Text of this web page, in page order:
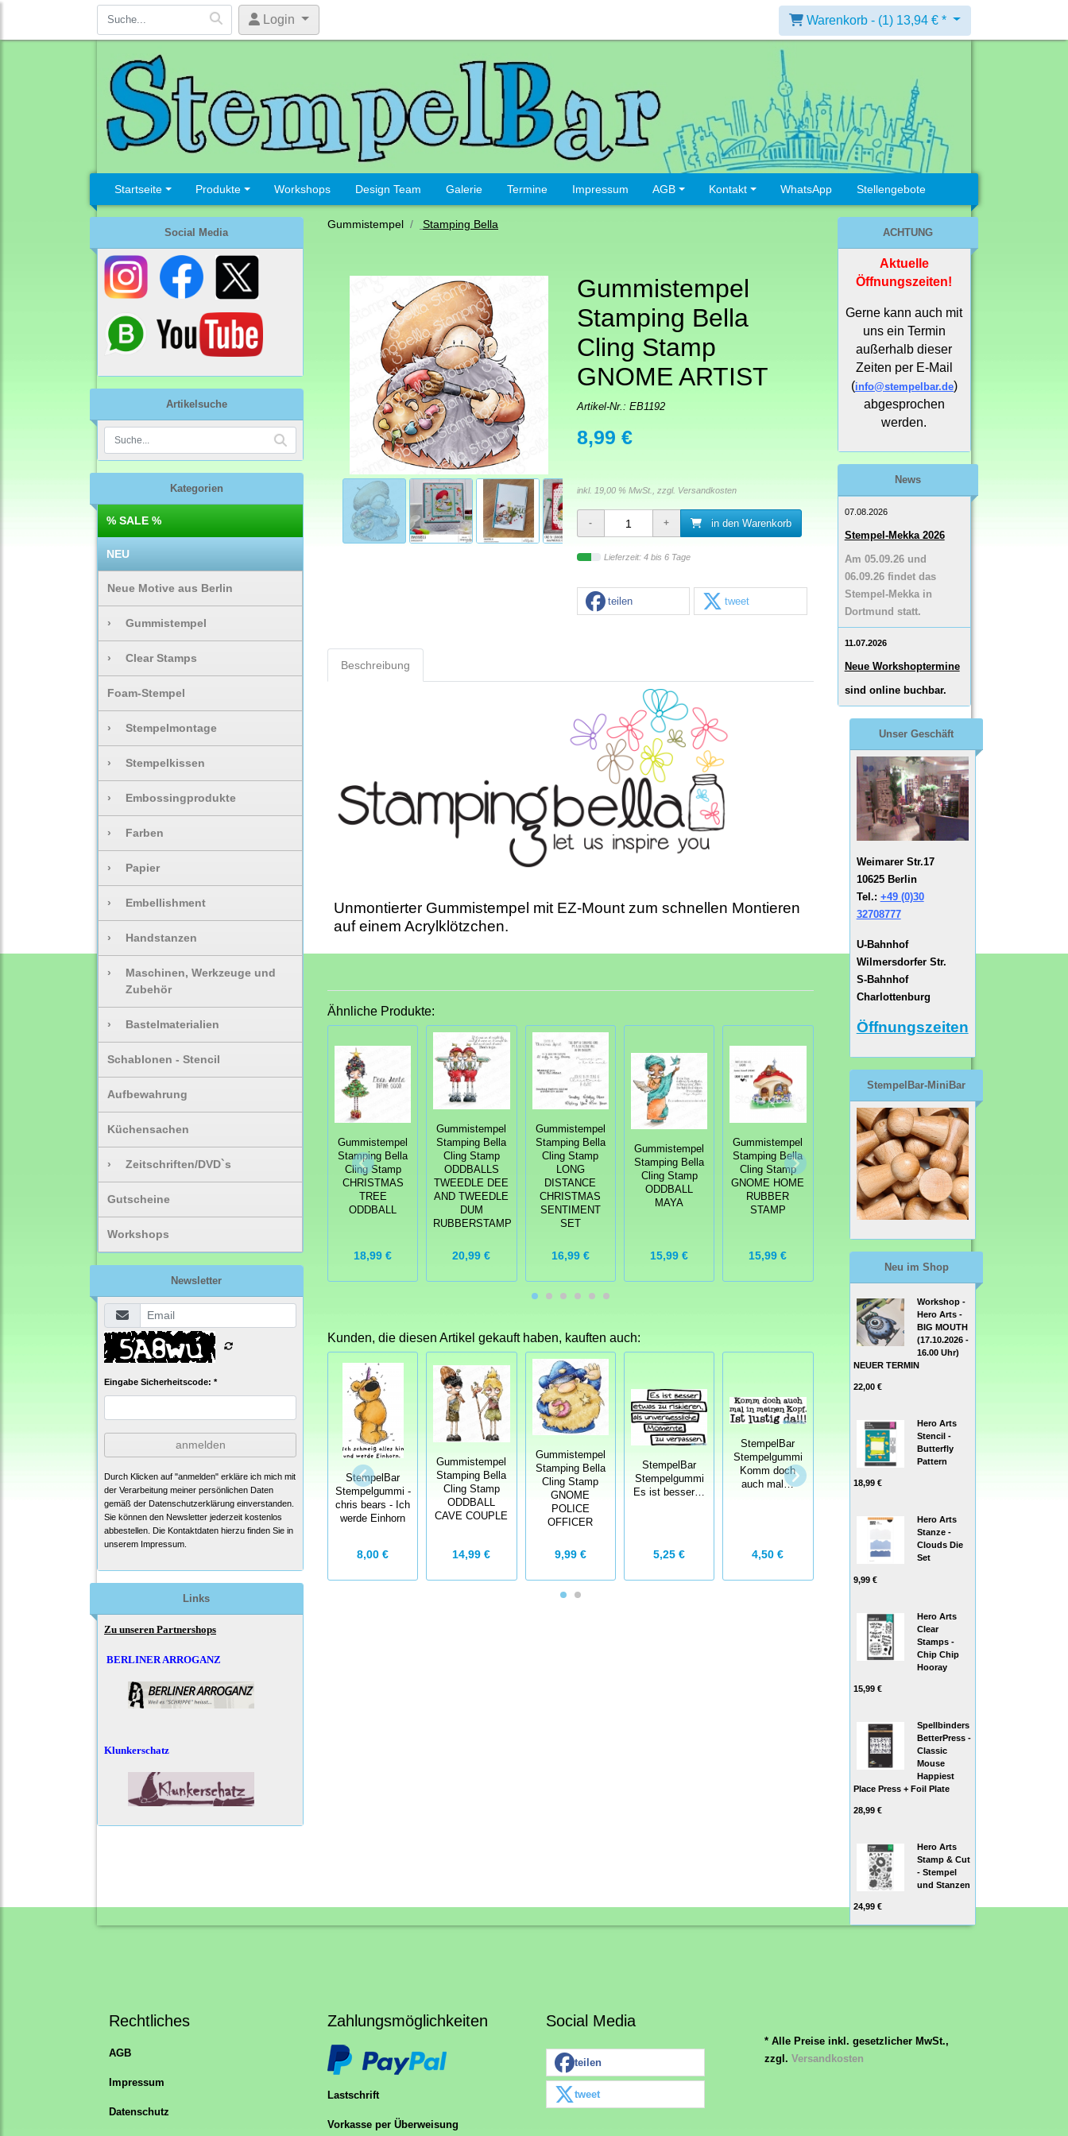
Login Warenkorb - (1) 13,94 € *
Startseite Produkte Workshops Design Team Galerie Termine Impressum AGB Kontakt WhatsApp Stellengebote
Social Media
Artikelsuche
Kategorien
% SALE %
NEU
Neue Motive aus Berlin
› Gummistempel
› Clear Stamps
Foam-Stempel
› Stempelmontage
› Stempelkissen
› Embossingprodukte
› Farben
› Papier
› Embellishment
› Handstanzen
›
Maschinen, Werkzeuge und
Zubehör
› Bastelmaterialien
Schablonen - Stencil
Aufbewahrung
Küchensachen
› Zeitschriften/DVD`s
Gutscheine
Workshops
Newsletter
Eingabe Sicherheitscode: *
anmelden
Durch Klicken auf "anmelden" erkläre ich mich mit
der Verarbeitung meiner persönlichen Daten
gemäß der Datenschutzerklärung einverstanden.
Sie können den Newsletter jederzeit kostenlos
abbestellen. Die Kontaktdaten hierzu finden Sie in
unserem Impressum.
Links
Zu unseren Partnershops
BERLINER ARROGANZ
Klunkerschatz
Gummistempel Stamping Bella
Gummistempel
Stamping Bella
Cling Stamp
GNOME ARTIST
Artikel-Nr.: EB1192
8,99 €
inkl. 19,00 % MwSt., zzgl. Versandkosten
in den Warenkorb
Lieferzeit: 4 bis 6 Tage
teilen tweet
Beschreibung
Unmontierter Gummistempel mit EZ-Mount zum schnellen Montieren
auf einem Acrylklötzchen.
Ähnliche Produkte:
Gummistempel
Stamping Bella
Cling Stamp
CHRISTMAS
TREE
ODDBALL
18,99 €
Gummistempel
Stamping Bella
Cling Stamp
ODDBALLS
TWEEDLE DEE
AND TWEEDLE
DUM
RUBBERSTAMP
20,99 €
Gummistempel
Stamping Bella
Cling Stamp
LONG
DISTANCE
CHRISTMAS
SENTIMENT
SET
16,99 €
Gummistempel
Stamping Bella
Cling Stamp
ODDBALL
MAYA
15,99 €
Gummistempel
Stamping Bella
Cling Stamp
GNOME HOME
RUBBER
STAMP
15,99 €
Gummistempel
Stamping Bella
Cling Stamp
ODDBALL
OTTERS
RUBBER
STAMP
10,99 €
Gummistempel
Stamping Bella
Cling Stamp
ODDBALL
HIPPIE
RUBBER
STAMP
16,99 €
Kunden, die diesen Artikel gekauft haben, kauften auch:
StempelBar
Stempelgummi -
chris bears - Ich
werde Einhorn
8,00 €
Gummistempel
Stamping Bella
Cling Stamp
ODDBALL
CAVE COUPLE
14,99 €
Gummistempel
Stamping Bella
Cling Stamp
GNOME
POLICE
OFFICER
9,99 €
StempelBar
Stempelgummi
Es ist besser…
5,25 €
StempelBar
Stempelgummi
Komm doch
auch mal…
4,50 €
StempelBar
Stempelgummi
gestört
4,50 €
ACHTUNG
Aktuelle
Öffnungszeiten!
Gerne kann auch mit
uns ein Termin
außerhalb dieser
Zeiten per E-Mail
(info@stempelbar.de)
abgesprochen
werden.
News
07.08.2026
Stempel-Mekka 2026
Am 05.09.26 und
06.09.26 findet das
Stempel-Mekka in
Dortmund statt.
11.07.2026
Neue Workshoptermine
sind online buchbar.
Unser Geschäft
Weimarer Str.17
10625 Berlin
Tel.: +49 (0)30
32708777
U-Bahnhof
Wilmersdorfer Str.
S-Bahnhof
Charlottenburg
Öffnungszeiten
StempelBar-MiniBar
Neu im Shop
Workshop -
Hero Arts -
BIG MOUTH
(17.10.2026 -
16.00 Uhr)
NEUER TERMIN
22,00 €
Hero Arts
Stencil -
Butterfly
Pattern
18,99 €
Hero Arts
Stanze -
Clouds Die
Set
9,99 €
Hero Arts
Clear
Stamps -
Chip Chip
Hooray
15,99 €
Spellbinders
BetterPress -
Classic
Mouse
Happiest
Place Press + Foil Plate
28,99 €
Hero Arts
Stamp & Cut
- Stempel
und Stanzen
24,99 €
Rechtliches
AGB
Impressum
Datenschutz
Zahlungsmöglichkeiten
Lastschrift
Vorkasse per Überweisung
Social Media
teilen
tweet
* Alle Preise inkl. gesetzlicher MwSt.,
zzgl. Versandkosten